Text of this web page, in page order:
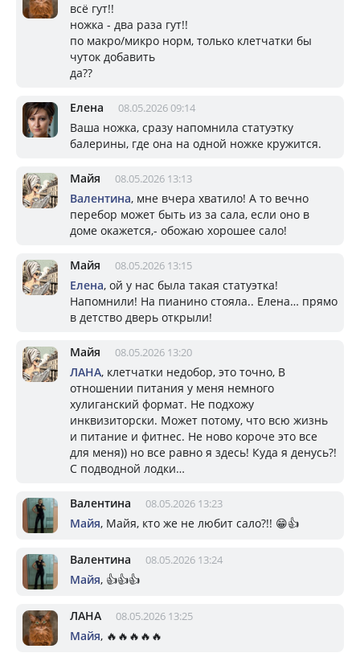
всё гут!!
ножка - два раза гут!!
по макро/микро норм, только клетчатки бы
чуток добавить
да??
Елена 08.05.2026 09:14
Ваша ножка, сразу напомнила статуэтку
балерины, где она на одной ножке кружится.
Майя 08.05.2026 13:13
Валентина, мне вчера хватило! А то вечно
перебор может быть из за сала, если оно в
доме окажется,- обожаю хорошее сало!
Майя 08.05.2026 13:15
Елена, ой у нас была такая статуэтка!
Напомнили! На пианино стояла.. Елена… прямо
в детство дверь открыли!
Майя 08.05.2026 13:20
ЛАНА, клетчатки недобор, это точно, В
отношении питания у меня немного
хулиганский формат. Не подхожу
инквизиторски. Может потому, что всю жизнь
и питание и фитнес. Не ново короче это все
для меня)) но все равно я здесь! Куда я денусь?!
С подводной лодки…
Валентина 08.05.2026 13:23
Майя, Майя, кто же не любит сало?!! 😁👍
Валентина 08.05.2026 13:24
Майя, 👍👍👍
ЛАНА 08.05.2026 13:25
Майя, 🔥🔥🔥🔥🔥